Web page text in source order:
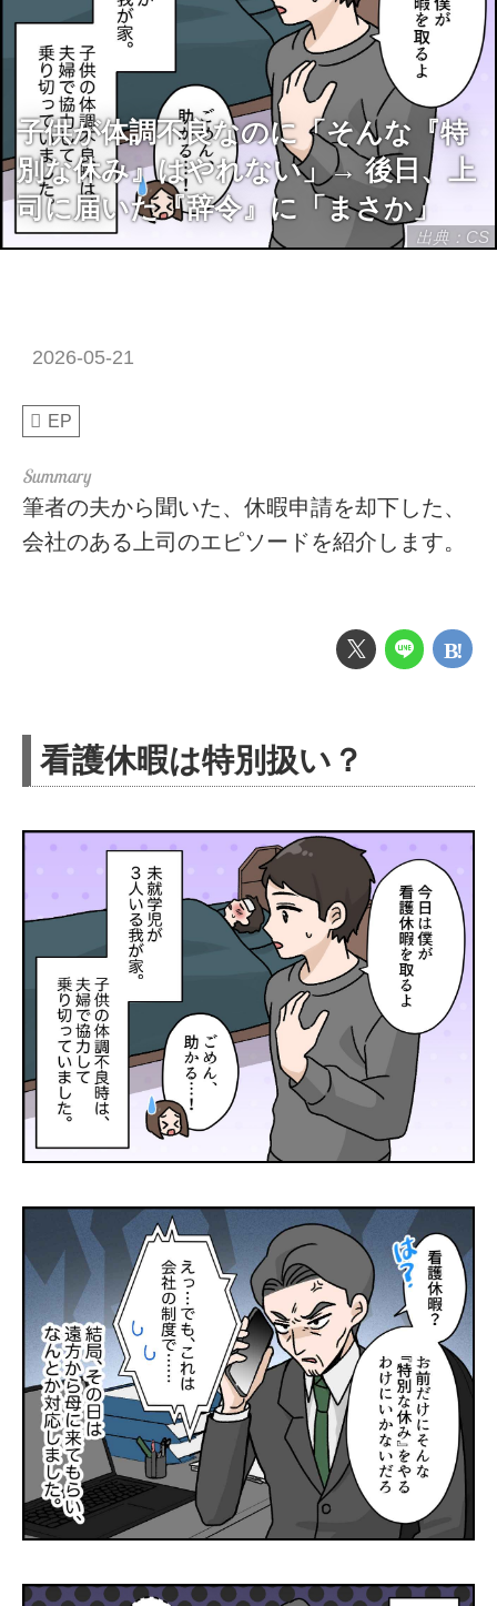
出典：CS
子供が体調不良なのに「そんな『特
別な休み』はやれない」→ 後日、上
司に届いた『辞令』に「まさか」
2026-05-21
EP
筆者の夫から聞いた、休暇申請を却下した、
会社のある上司のエピソードを紹介します。
看護休暇は特別扱い？